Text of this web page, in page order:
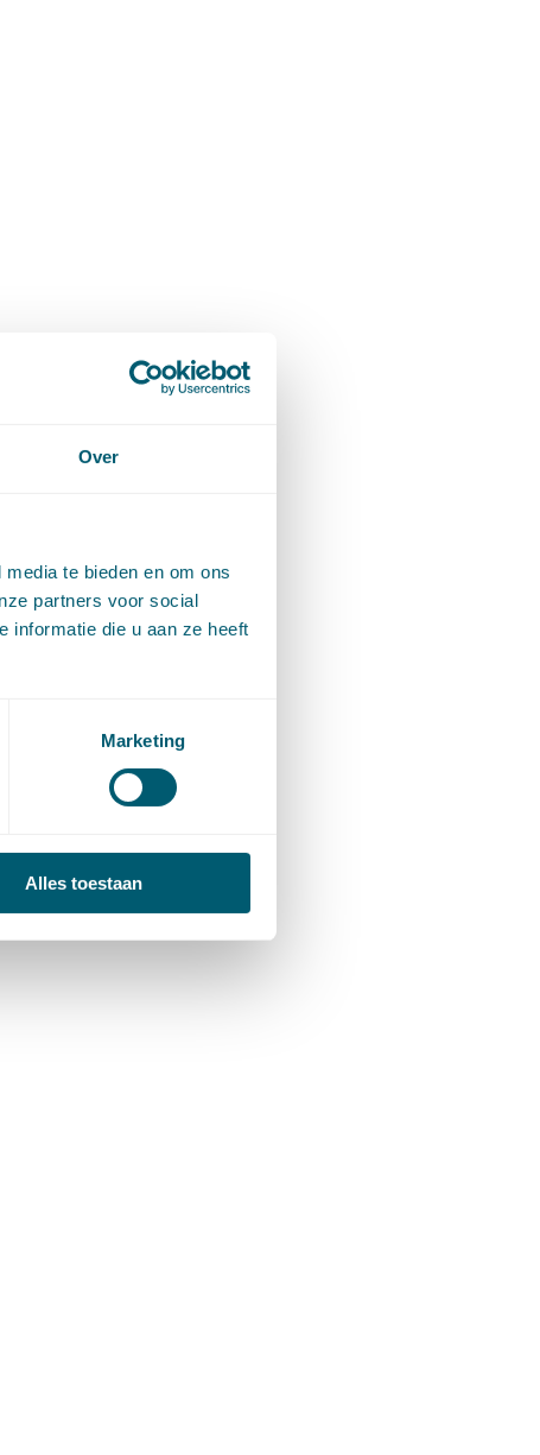
Over
te bieden en om ons
partners voor social
informatie die u aan ze heeft
Marketing
Alles toestaan